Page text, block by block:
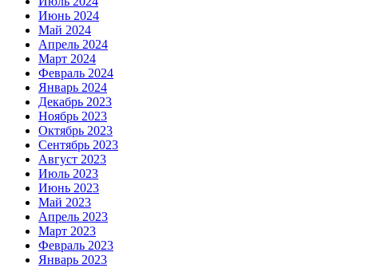
Июнь 2024
Май 2024
Апрель 2024
Март 2024
Февраль 2024
Январь 2024
Декабрь 2023
Ноябрь 2023
Октябрь 2023
Сентябрь 2023
Август 2023
Июль 2023
Июнь 2023
Май 2023
Апрель 2023
Март 2023
Февраль 2023
Январь 2023